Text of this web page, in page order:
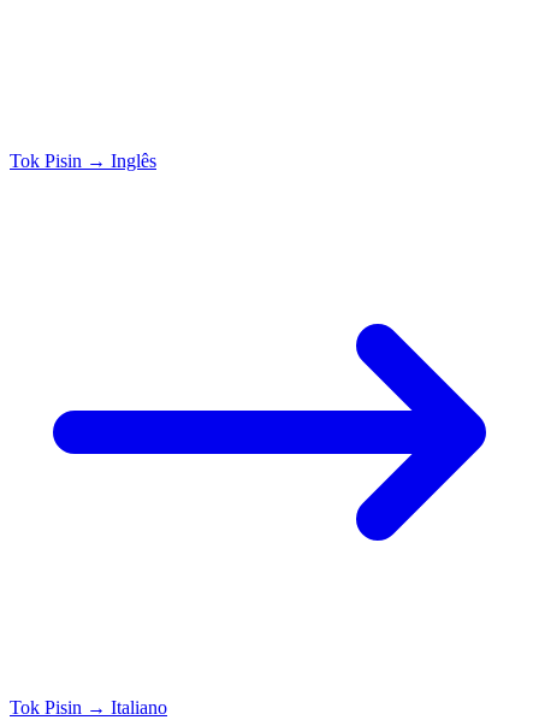
Tok Pisin → Inglês
Tok Pisin → Italiano